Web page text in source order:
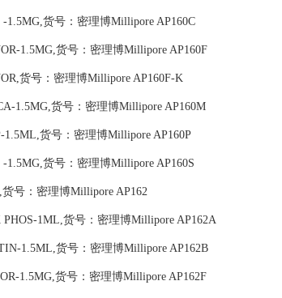
1.5MG,货号：密理博Millipore AP160C
1.5MG,货号：密理博Millipore AP160F
货号：密理博Millipore AP160F-K
1.5MG,货号：密理博Millipore AP160M
1.5ML,货号：密理博Millipore AP160P
1.5MG,货号：密理博Millipore AP160S
号：密理博Millipore AP162
1ML,货号：密理博Millipore AP162A
1.5ML,货号：密理博Millipore AP162B
1.5MG,货号：密理博Millipore AP162F